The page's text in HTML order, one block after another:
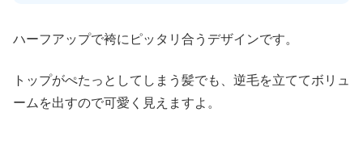
ハーフアップで袴にピッタリ合うデザインです。
トップがぺたっとしてしまう髪でも、逆毛を立ててボリュ
ームを出すので可愛く見えますよ。